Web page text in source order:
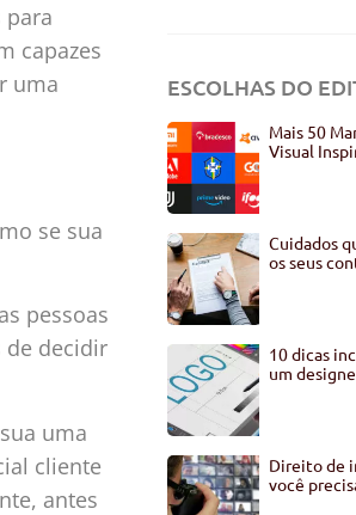
para
capazes
uma
se sua
pessoas
de decidir
uma
cliente
antes
ESCOLHAS DO
Mais 50
Visual
Cuidados
os seus
10 dicas
um
Direito de
você